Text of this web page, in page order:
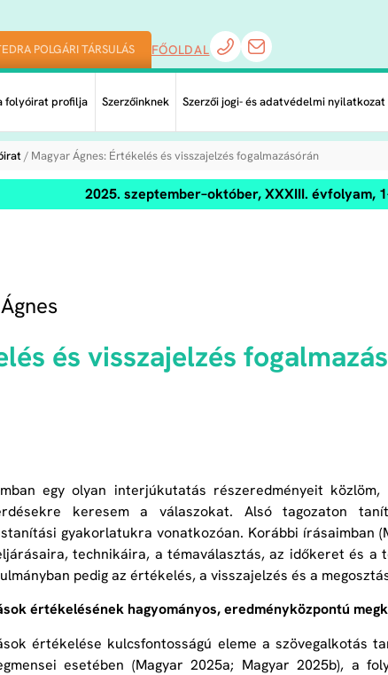
POLGÁRI TÁRSULÁS FŐOLDAL
folyóirat profilja Szerzőinknek Szerzői jogi- és adatvédelmi nyilatkozat
/ Magyar Ágnes: Értékelés és visszajelzés fogalmazásórán
2025. szeptember–október, XXXIII. évfolyam,
és visszajelzés
egy olyan interjúkutatás részeredményeit
keresem a válaszokat. Alsó tagozaton
gyakorlatukra vonatkozóan. Korábbi írásaimban
technikáira, a témaválasztás, az időkeret és
pedig az értékelés, a visszajelzés és a
értékelésének hagyományos, eredményközpontú
értékelése kulcsfontosságú eleme a szövegalkotás
esetében (Magyar 2025a; Magyar 2025b), a